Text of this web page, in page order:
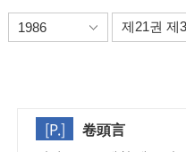
[P.]
卷頭言